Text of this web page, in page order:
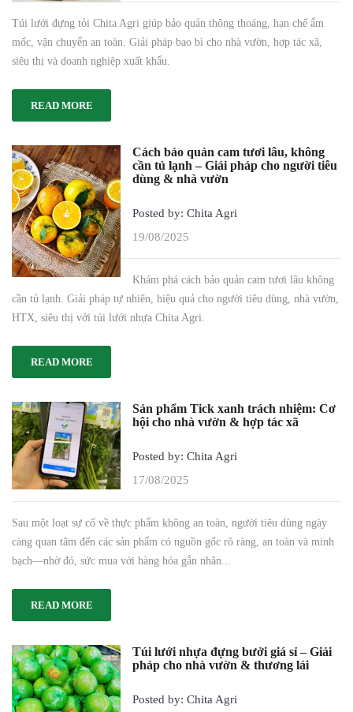
Túi lưới đựng tỏi Chita Agri giúp bảo quản thông thoáng, hạn chế ẩm
mốc, vận chuyển an toàn. Giải pháp bao bì cho nhà vườn, hợp tác xã,
siêu thị và doanh nghiệp xuất khẩu.
READ MORE
Cách bảo quản cam tươi lâu, không
cần tủ lạnh – Giải pháp cho người tiêu
dùng & nhà vườn
Posted by: Chita Agri
19/08/2025
Khám phá cách bảo quản cam tươi lâu không
cần tủ lạnh. Giải pháp tự nhiên, hiệu quả cho người tiêu dùng, nhà vườn,
HTX, siêu thị với túi lưới nhựa Chita Agri.
READ MORE
Sản phẩm Tick xanh trách nhiệm: Cơ
hội cho nhà vườn & hợp tác xã
Posted by: Chita Agri
17/08/2025
Sau một loạt sự cố về thực phẩm không an toàn, người tiêu dùng ngày
càng quan tâm đến các sản phẩm có nguồn gốc rõ ràng, an toàn và minh
bạch—nhờ đó, sức mua với hàng hóa gắn nhãn...
READ MORE
Túi lưới nhựa đựng bưởi giá sỉ – Giải
pháp cho nhà vườn & thương lái
Posted by: Chita Agri